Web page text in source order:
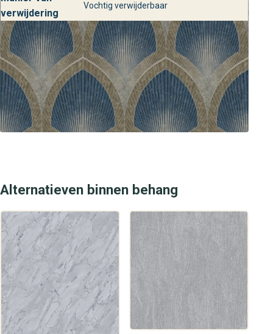
Special FX 2 collectie in het echt ervaren? Bezoek een van
de behangplaza winkels en laat je inspireren door het rijke
kleurcontrast en de luxueuze afwerking. Onze adviseurs
helpen je graag bij het kiezen van de perfecte variant voor
jouw interieur.
verwijdering
Vochtig verwijderbaar
Alternatieven binnen behang